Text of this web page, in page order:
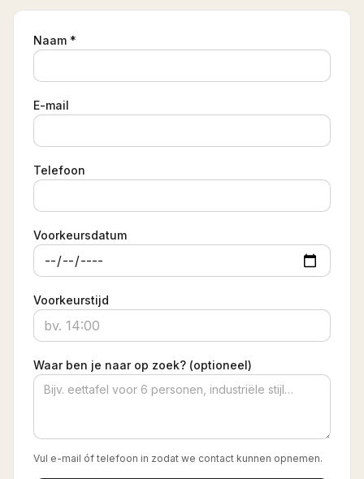
Naam *
E-mail
Telefoon
Voorkeursdatum
Voorkeurstijd
Waar ben je naar op zoek? (optioneel)
Vul e-mail óf telefoon in zodat we contact kunnen opnemen.